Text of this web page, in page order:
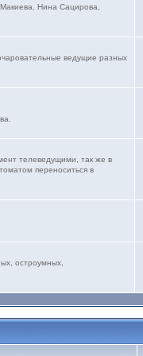
Нина Сацирова,
ведущие разных
телеведущими, так же в
переноситься в
остроумных,